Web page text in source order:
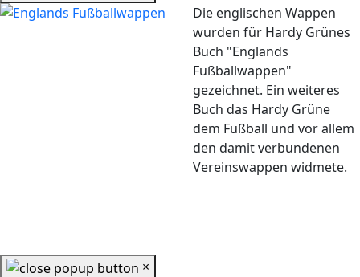
Die englischen Wappen
wurden für Hardy Grünes
Buch "Englands
Fußballwappen"
gezeichnet. Ein weiteres
Buch das Hardy Grüne
dem Fußball und vor allem
den damit verbundenen
Vereinswappen widmete.
×